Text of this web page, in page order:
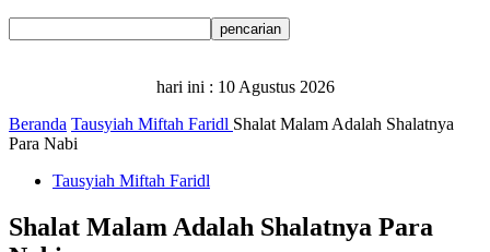
hari ini : 10 Agustus 2026
Beranda Tausyiah Miftah Faridl Shalat Malam Adalah Shalatnya
Para Nabi
Tausyiah Miftah Faridl
Shalat Malam Adalah Shalatnya Para